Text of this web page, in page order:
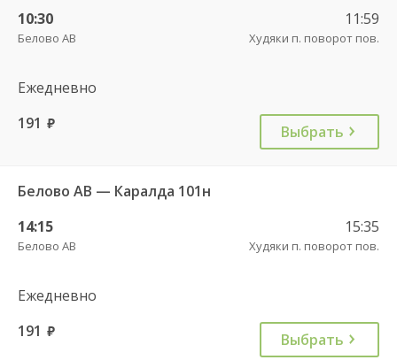
10:30
Белово АВ
11:59
Худяки п. поворот пов.
Ежедневно
191 руб. Выбрать
Белово АВ — Каралда 101н
14:15
Белово АВ
15:35
Худяки п. поворот пов.
Ежедневно
191 руб. Выбрать